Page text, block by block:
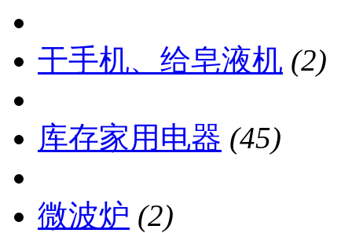
干手机、给皂液机 (2)
库存家用电器 (45)
微波炉 (2)